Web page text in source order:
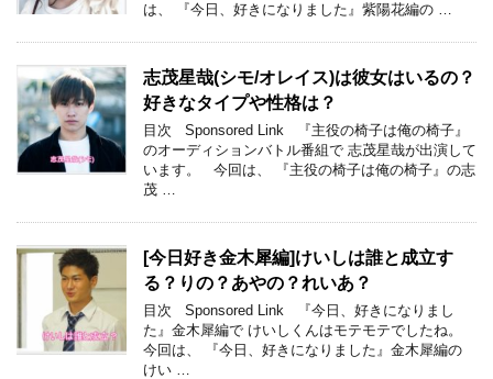
は、 『今日、好きになりました』紫陽花編の …
志茂星哉(シモ/オレイス)は彼女はいるの？
好きなタイプや性格は？
目次 Sponsored Link 『主役の椅子は俺の椅子』
のオーディションバトル番組で 志茂星哉が出演して
います。 今回は、 『主役の椅子は俺の椅子』の志
茂 …
[今日好き金木犀編]けいしは誰と成立す
る？りの？あやの？れいあ？
目次 Sponsored Link 『今日、好きになりまし
た』金木犀編で けいしくんはモテモテでしたね。
今回は、 『今日、好きになりました』金木犀編の
けい …